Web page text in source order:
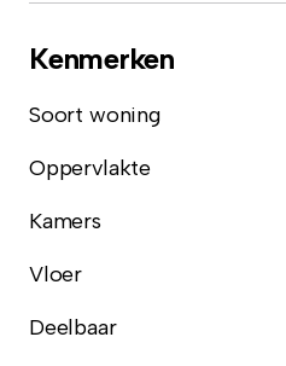
Kenmerken
Soort woning
Oppervlakte
Kamers
Vloer
Deelbaar